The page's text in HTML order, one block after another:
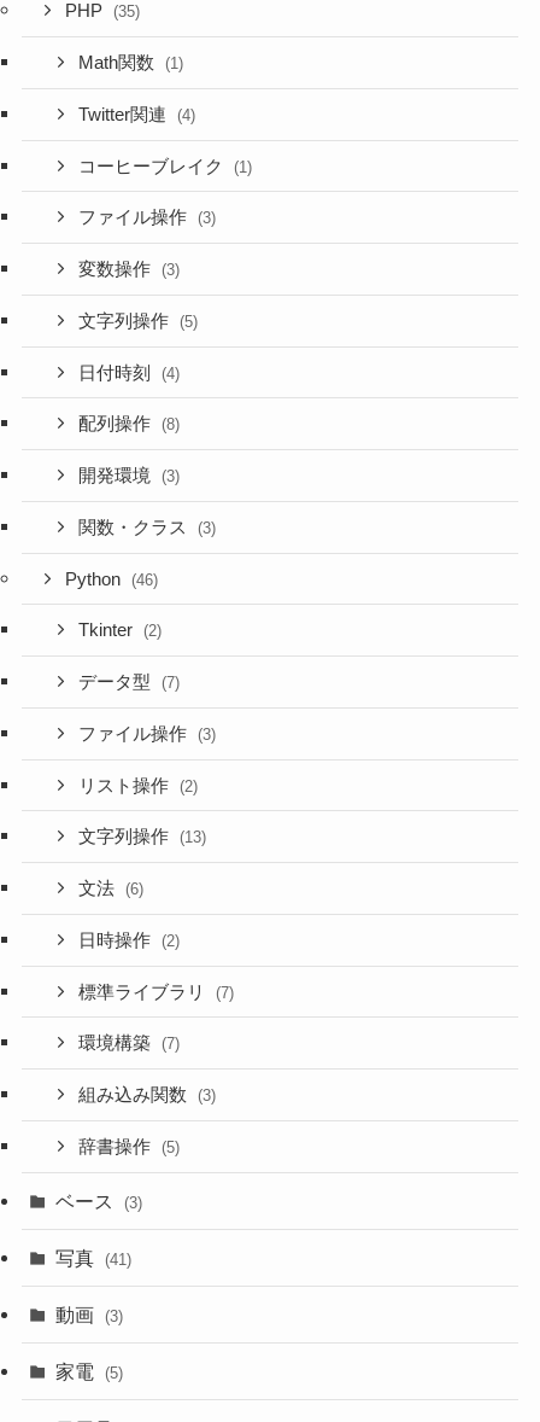
PHP (35)
Math関数 (1)
Twitter関連 (4)
コーヒーブレイク (1)
ファイル操作 (3)
変数操作 (3)
文字列操作 (5)
日付時刻 (4)
配列操作 (8)
開発環境 (3)
関数・クラス (3)
Python (46)
Tkinter (2)
データ型 (7)
ファイル操作 (3)
リスト操作 (2)
文字列操作 (13)
文法 (6)
日時操作 (2)
標準ライブラリ (7)
環境構築 (7)
組み込み関数 (3)
辞書操作 (5)
ベース (3)
写真 (41)
動画 (3)
家電 (5)